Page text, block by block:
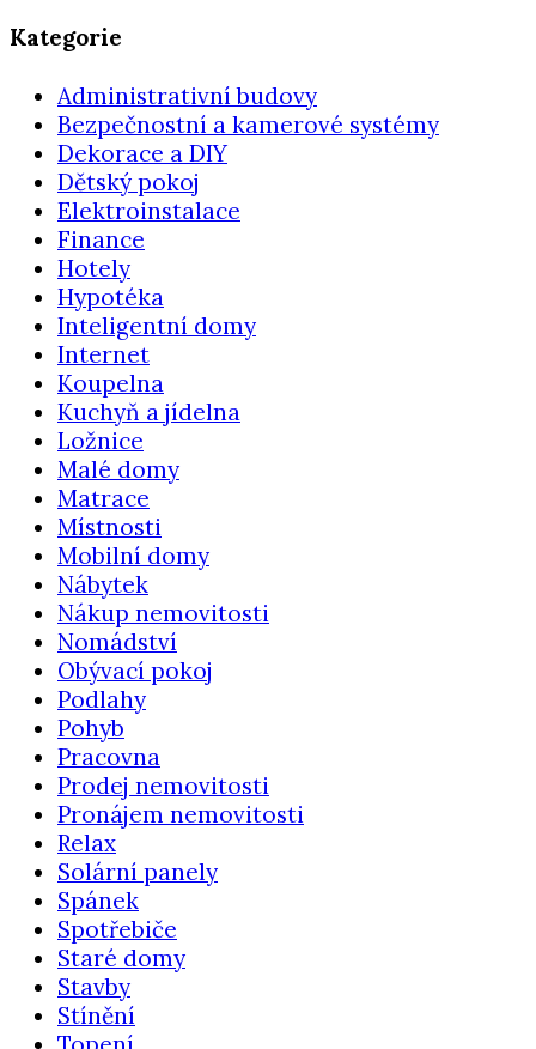
Kategorie
Administrativní budovy
Bezpečnostní a kamerové systémy
Dekorace a DIY
Dětský pokoj
Elektroinstalace
Finance
Hotely
Hypotéka
Inteligentní domy
Internet
Koupelna
Kuchyň a jídelna
Ložnice
Malé domy
Matrace
Místnosti
Mobilní domy
Nábytek
Nákup nemovitosti
Nomádství
Obývací pokoj
Podlahy
Pohyb
Pracovna
Prodej nemovitosti
Pronájem nemovitosti
Relax
Solární panely
Spánek
Spotřebiče
Staré domy
Stavby
Stínění